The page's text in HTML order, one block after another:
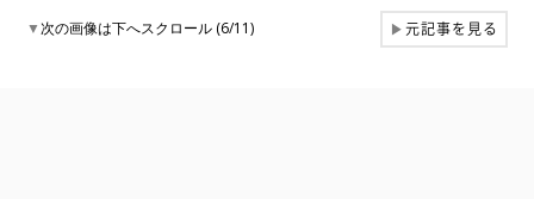
▼次の画像は下へスクロール (6/11) ▶元記事を見る